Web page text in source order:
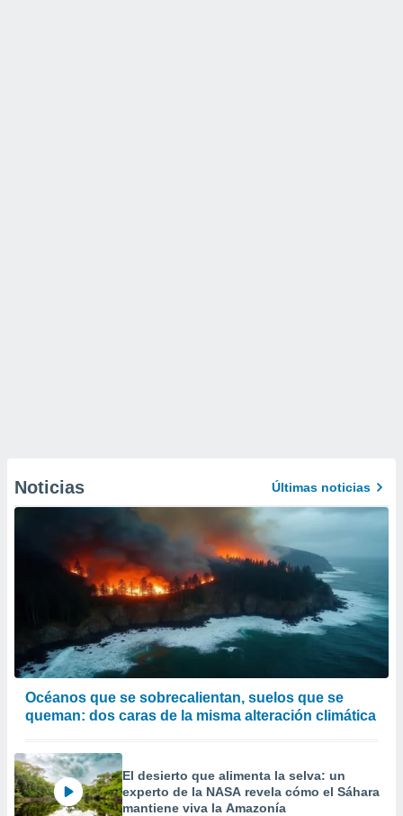
Noticias Últimas noticias
Océanos que se sobrecalientan, suelos que se
queman: dos caras de la misma alteración climática
El desierto que alimenta la selva: un
experto de la NASA revela cómo el Sáhara
mantiene viva la Amazonía